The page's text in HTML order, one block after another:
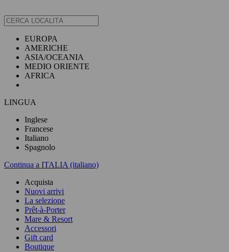
EUROPA
AMERICHE
ASIA/OCEANIA
MEDIO ORIENTE
AFRICA
LINGUA
Inglese
Francese
Italiano
Spagnolo
Continua a ITALIA (italiano)
Acquista
Nuovi arrivi
La selezione
Prêt-à-Porter
Mare & Resort
Accessori
Gift card
Boutique